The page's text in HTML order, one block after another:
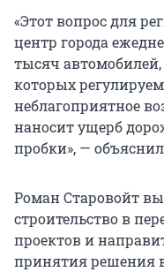
«Этот вопрос для
центр города
тысяч автомобилей,
которых
неблагоприятное
наносит ущерб
пробки», —
Роман Старовойт
строительство в
проектов и
принятия решения